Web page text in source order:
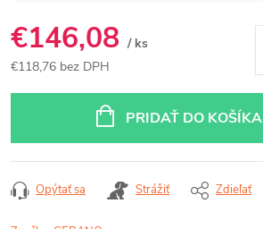
€146,08 / ks
€118,76 bez DPH
PRIDAŤ DO KOŠÍKA
Opýtať sa Strážiť Zdieľať